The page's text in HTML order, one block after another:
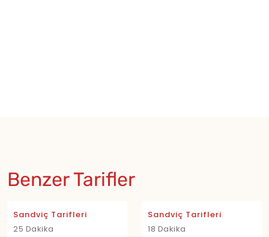
Benzer Tarifler
Sandviç Tarifleri
25 Dakika
Sandviç Tarifleri
18 Dakika